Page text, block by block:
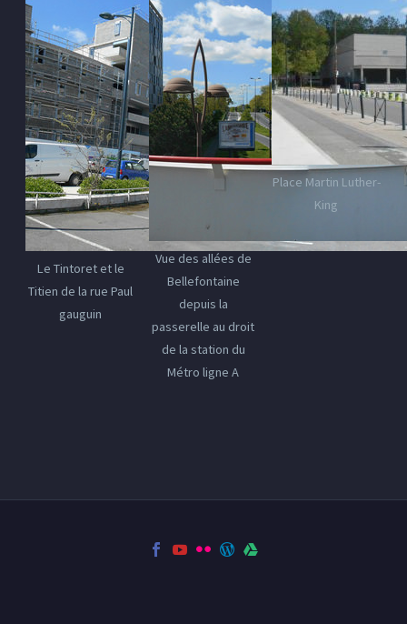
Le Tintoret et le
Titien de la rue Paul
gauguin
Vue des allées de
Bellefontaine
depuis la
passerelle au droit
de la station du
Métro ligne A
Place Martin Luther-
King